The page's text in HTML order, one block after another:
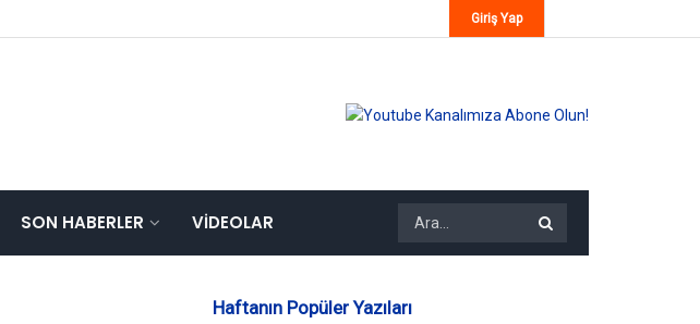
Giriş Yap
SON HABERLER VIDEOLAR
Haftanın Popüler Yazıları